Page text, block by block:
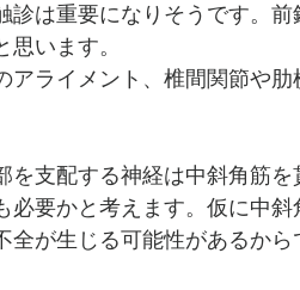
診は重要になりそうです。
思います。
アライメント、椎間関節や
を支配する神経は中斜角筋
必要かと考えます。仮に中
全が生じる可能性があるから